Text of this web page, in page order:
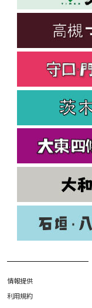
情報提供
利用規約